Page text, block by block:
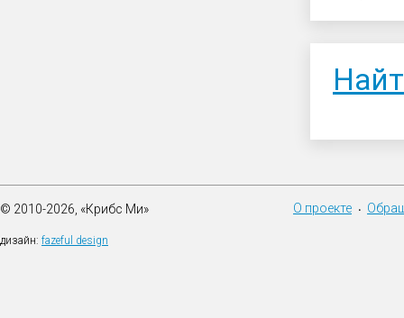
© 2010-2026, «Крибс Ми»
дизайн: fazeful design
О проекте •